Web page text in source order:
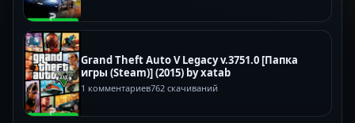
Grand Theft Auto V Legacy v.3751.0 [Папка
игры (Steam)] (2015) by xatab
1 комментариев762 скачиваний